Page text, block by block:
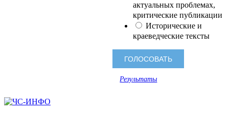
актуальных проблемах,
критические публикации
Исторические и
краеведческие тексты
Результаты